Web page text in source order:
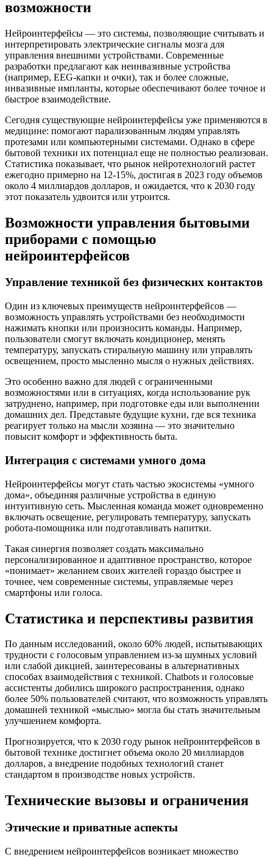
возможности
Нейроинтерфейсы — это системы, позволяющие считывать и
интерпретировать электрические сигналы мозга для
управления внешними устройствами. Современные
разработки предлагают как неинвазивные устройства
(например, EEG-капки и очки), так и более сложные,
инвазивные импланты, которые обеспечивают более точное и
быстрое взаимодействие.
Сегодня существующие нейроинтерфейсы уже применяются в
медицине: помогают парализованным людям управлять
протезами или компьютерными системами. Однако в сфере
бытовой техники их потенциал еще не полностью реализован.
Статистика показывает, что рынок нейротехнологий растет
ежегодно примерно на 12-15%, достигая в 2023 году объемов
около 4 миллиардов долларов, и ожидается, что к 2030 году
этот показатель удвоится или утроится.
Возможности управления бытовыми
приборами с помощью
нейроинтерфейсов
Управление техникой без физических контактов
Один из ключевых преимуществ нейроинтерфейсов —
возможность управлять устройствами без необходимости
нажимать кнопки или произносить команды. Например,
пользователи смогут включать кондиционер, менять
температуру, запускать стиральную машину или управлять
освещением, просто мысленно мысля о нужных действиях.
Это особенно важно для людей с ограниченными
возможностями или в ситуациях, когда использование рук
затруднено, например, при подготовке еды или выполнении
домашних дел. Представьте будущие кухни, где вся техника
реагирует только на мысли хозяина — это значительно
повысит комфорт и эффективность быта.
Интеграция с системами умного дома
Нейроинтерфейсы могут стать частью экосистемы «умного
дома», объединяя различные устройства в единую
интуитивную сеть. Мысленная команда может одновременно
включать освещение, регулировать температуру, запускать
робота-помощника или подготавливать напитки.
Такая синергия позволяет создать максимально
персонализированное и адаптивное пространство, которое
«понимает» желанием своих жителей гораздо быстрее и
точнее, чем современные системы, управляемые через
смартфоны или голоса.
Статистика и перспективы развития
По данным исследований, около 60% людей, испытывающих
трудности с голосовым управлением из-за шумных условий
или слабой дикцией, заинтересованы в альтернативных
способах взаимодействия с техникой. Chatbots и голосовые
ассистенты добились широкого распространения, однако
более 50% пользователей считают, что возможность управлять
домашней техникой «мыслью» могла бы стать значительным
улучшением комфорта.
Прогнозируется, что к 2030 году рынок нейроинтерфейсов в
бытовой технике достигнет объема около 20 миллиардов
долларов, а внедрение подобных технологий станет
стандартом в производстве новых устройств.
Технические вызовы и ограничения
Этические и приватные аспекты
С внедрением нейроинтерфейсов возникает множество